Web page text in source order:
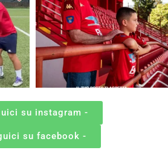
su instagram -
su facebook -